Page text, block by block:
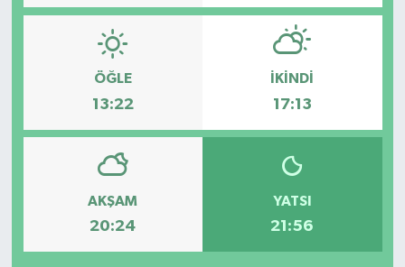
ÖĞLE
13:22
İKINDI
17:13
AKŞAM
20:24
YATSI
21:56